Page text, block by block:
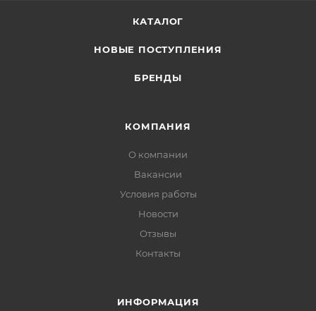
КАТАЛОГ
НОВЫЕ ПОСТУПЛЕНИЯ
БРЕНДЫ
КОМПАНИЯ
О компании
Вакансии
Условия работы
Новости
Отзывы
Контакты
ИНФОРМАЦИЯ